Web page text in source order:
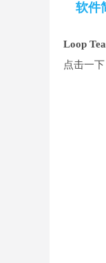
软件
Loop
点击一